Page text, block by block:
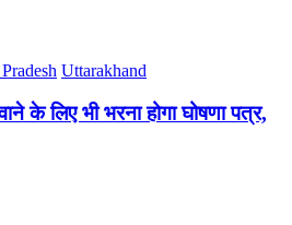
Uttarakhand
के लिए भी भरना होगा घोषणा पत्र,